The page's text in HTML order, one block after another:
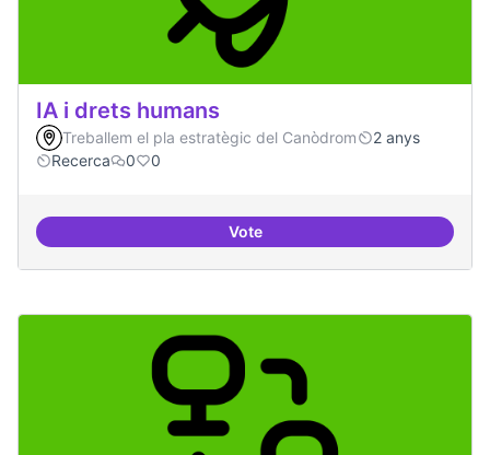
IA i drets humans
Treballem el pla estratègic del Canòdrom
2 anys
Recerca
0 0
VoteIA i drets humans